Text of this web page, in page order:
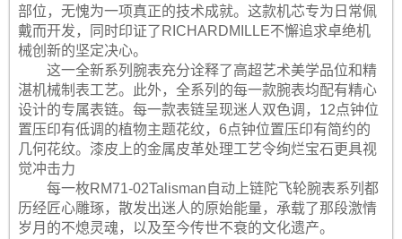
部位，无愧为一项真正的技术成就。这款机芯专为日常佩
戴而开发，同时印证了RICHARDMILLE不懈追求卓绝机
械创新的坚定决心。
这一全新系列腕表充分诠释了高超艺术美学品位和精
湛机械制表工艺。此外，全系列的每一款腕表均配有精心
设计的专属表链。每一款表链呈现迷人双色调，12点钟位
置压印有低调的植物主题花纹，6点钟位置压印有简约的
几何花纹。漆皮上的金属皮革处理工艺令绚烂宝石更具视
觉冲击力
每一枚RM71-02Talisman自动上链陀飞轮腕表系列都
历经匠心雕琢，散发出迷人的原始能量，承载了那段激情
岁月的不熄灵魂，以及至今传世不衰的文化遗产。